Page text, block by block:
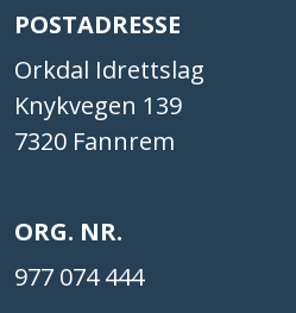
POSTADRESSE
Orkdal Idrettslag
Knykvegen 139
7320 Fannrem
ORG. NR.
977 074 444